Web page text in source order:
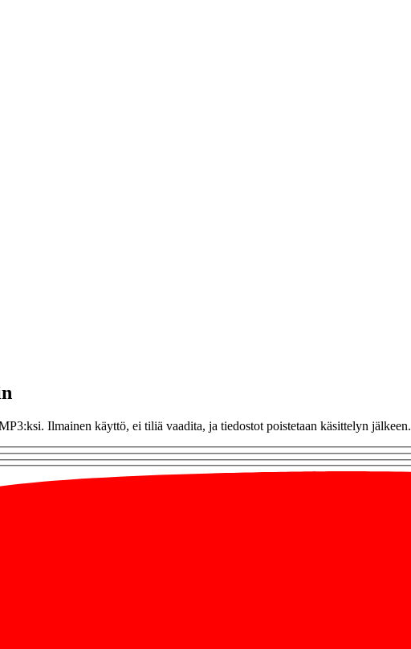
Ilmainen käyttö, ei tiliä vaadita, ja tiedostot poistetaan käsittelyn jälkeen.